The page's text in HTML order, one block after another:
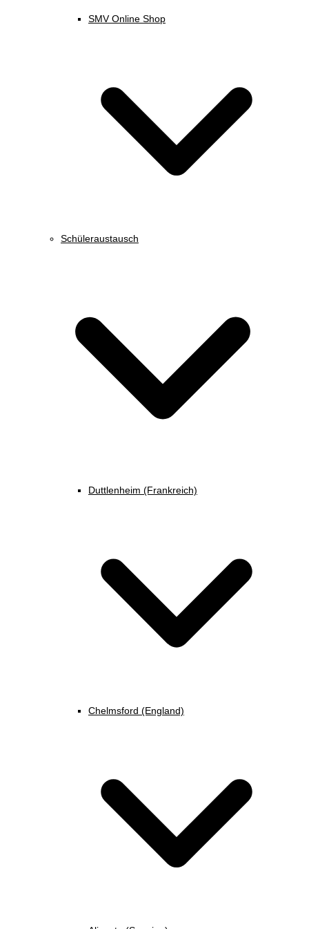
SMV Online Shop
Schüleraustausch
Duttlenheim (Frankreich)
Chelmsford (England)